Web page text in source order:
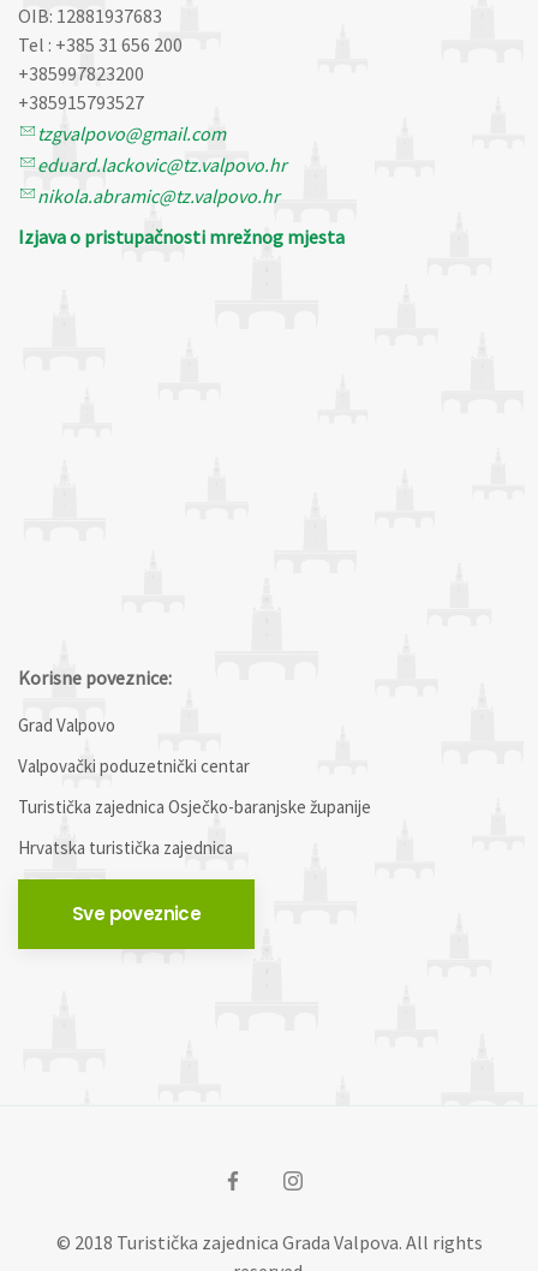
OIB: 12881937683
Tel : +385 31 656 200
+385997823200
+385915793527
tzgvalpovo@gmail.com
eduard.lackovic@tz.valpovo.hr
nikola.abramic@tz.valpovo.hr
Izjava o pristupačnosti mrežnog mjesta
Korisne poveznice:
Grad Valpovo
Valpovački poduzetnički centar
Turistička zajednica Osječko-baranjske županije
Hrvatska turistička zajednica
Sve poveznice
© 2018 Turistička zajednica Grada Valpova. All rights